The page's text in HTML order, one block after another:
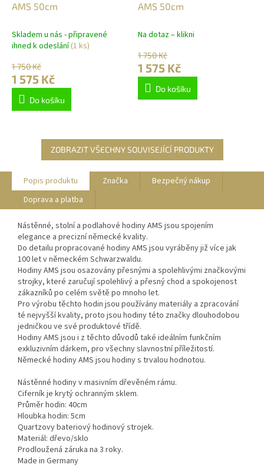
AMS 50cm
Skladem u nás - připravené
ihned k odeslání(1 ks)
1 750 Kč
1 575 Kč
Do košíku
AMS 50cm
Na dotaz – klikni
1 750 Kč
1 575 Kč
Do košíku
ZOBRAZIT VŠECHNY SOUVISEJÍCÍ PRODUKTY
Popis produktu Značka
Bezpečný nákup
Doprava a platba
Nástěnné, stolní a podlahové hodiny AMS jsou spojením
elegance a precizní německé kvality.
Do detailu propracované hodiny AMS jsou vyráběny již více jak
100 let v německém Schwarzwaldu.
Hodiny AMS jsou osazovány přesnými a spolehlivými značkovými
strojky, které zaručují spolehlivý a přesný chod a spokojenost
zákazníků po celém světě po mnoho let.
Pro výrobu těchto hodin jsou používány materiály a zpracování
té nejvyšší kvality, proto jsou hodiny této značky dlouhodobou
jedničkou ve své produktové třídě.
Hodiny AMS jsou i z těchto důvodů také ideálním funkčním
exkluzivním dárkem, pro všechny slavnostní příležitostí.
Německé hodiny AMS jsou hodiny s trvalou hodnotou.
​Nástěnné hodiny v masivním dřevěném rámu.
Ciferník je krytý ochranným sklem.
Průměr hodin: 40cm
Hloubka hodin: 5cm
Quartzovy bateriový hodinový strojek.
Materiál: dřevo/sklo
Prodloužená záruka na 3 roky.
Made in Germany